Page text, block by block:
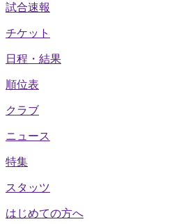
試合速報
チケット
日程・結果
順位表
クラブ
ニュース
特集
スタッツ
はじめての方へ